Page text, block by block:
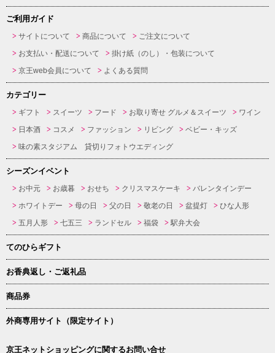
ご利用ガイド
サイトについて 商品について
ご注文について
お支払い・配送について
掛け紙（のし）・包装について
京王web会員について
よくある質問
カテゴリー
ギフト スイーツ フード お取り寄せ グルメ＆スイーツ
ワイン
日本酒
コスメ ファッション リビング
ベビー・キッズ
味の素スタジアム 貸切りフォトウエディング
シーズンイベント
お中元 お歳暮 おせち クリスマスケーキ
バレンタインデー
ホワイトデー
母の日 父の日 敬老の日 盆提灯
ひな人形
五月人形
七五三 ランドセル 福袋 駅弁大会
てのひらギフト
お香典返し・ご返礼品
商品券
外商専用サイト（限定サイト）
京王ネットショッピングに関するお問い合せ